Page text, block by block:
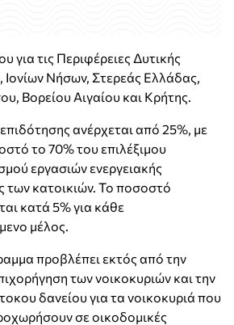
για τις Περιφέρειες Δυτικής
Νήσων, Στερεάς Ελλάδας,
Βορείου Αιγαίου και Κρήτης.
ανέρχεται από 25%, με
το 70% του επιλέξιμου
εργασιών ενεργειακής
των κατοικιών. Το ποσοστό
κατά 5% για κάθε
μέλος.
προβλέπει εκτός από την
των νοικοκυριών και την
δανείου για τα νοικοκυριά που
σε οικοδομικές